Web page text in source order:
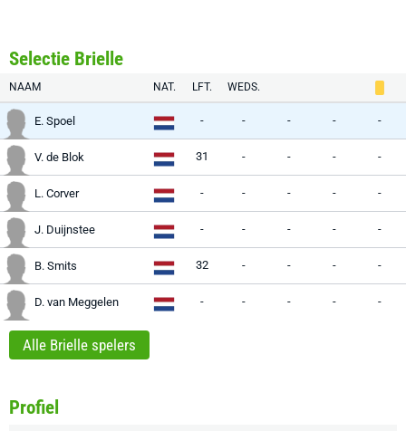
Selectie Brielle
NAAM NAT. LFT. WEDS.
E. Spoel - - - - -
V. de Blok 31 - - - -
L. Corver - - - - -
J. Duijnstee - - - - -
B. Smits 32 - - - -
D. van Meggelen - - - - -
Alle Brielle spelers
Profiel